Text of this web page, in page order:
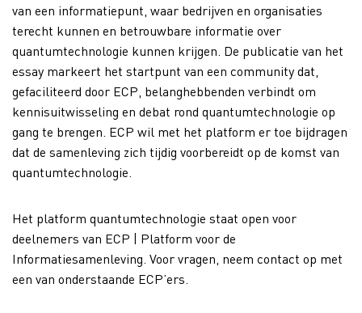
van een informatiepunt, waar bedrijven en organisaties
terecht kunnen en betrouwbare informatie over
quantumtechnologie kunnen krijgen. De publicatie van het
essay markeert het startpunt van een community dat,
gefaciliteerd door ECP, belanghebbenden verbindt om
kennisuitwisseling en debat rond quantumtechnologie op
gang te brengen. ECP wil met het platform er toe bijdragen
dat de samenleving zich tijdig voorbereidt op de komst van
quantumtechnologie.
Het platform quantumtechnologie staat open voor
deelnemers van ECP | Platform voor de
Informatiesamenleving. Voor vragen, neem contact op met
een van onderstaande ECP’ers.